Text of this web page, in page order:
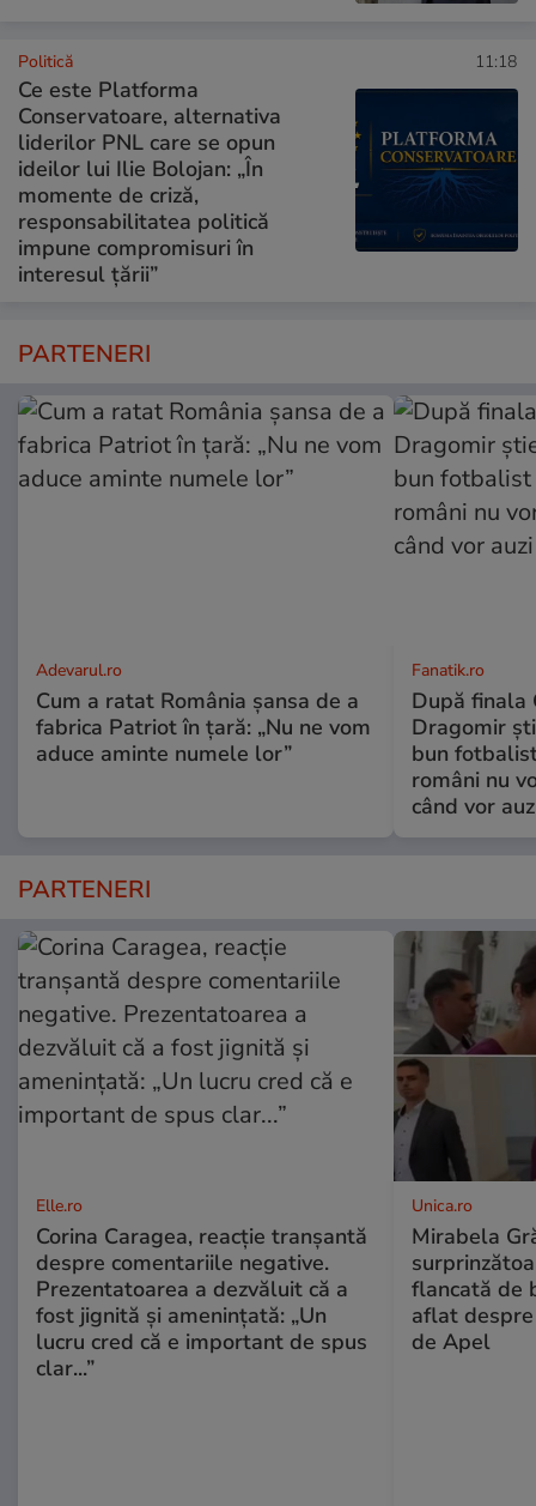
Politică 11:18
Ce este Platforma
Conservatoare, alternativa
liderilor PNL care se opun
ideilor lui Ilie Bolojan: „În
momente de criză,
responsabilitatea politică
impune compromisuri în
interesul țării”
PARTENERI
Adevarul.ro
Cum a ratat România șansa de a
fabrica Patriot în țară: „Nu ne vom
aduce aminte numele lor”
Fanatik.ro
După finala
Dragomir
bun
români nu
când vor
PARTENERI
Elle.ro
Corina Caragea, reacție tranșantă
despre comentariile negative.
Prezentatoarea a dezvăluit că a
fost jignită și amenințată: „Un
lucru cred că e important de spus
clar...”
Unica.ro
Mirabela
flancată de
aflat
de Apel